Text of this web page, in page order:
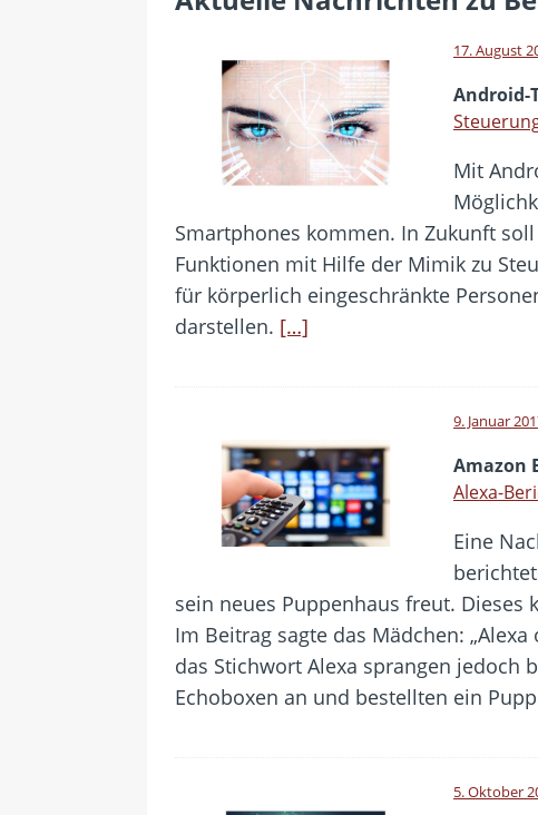
[ 21. Juli 2026 ]
[ 20. Juli 2026 ]
BKA zerschlägt
betroffen
[ 5. August 2026 ]
Wahlfreiheit der
17. August
Android-
Mit
Smartphones kommen. In Zukunft
Funktionen mit Hilfe der Mimik zu
für körperlich eingeschränkte
darstellen. […]
9. Januar
Amazon
Alexa-
Eine
sein neues Puppenhaus freut. Dieses
Im Beitrag sagte das Mädchen:
das Stichwort Alexa sprangen jedoch
Echoboxen an und bestellten ein
5. Oktober